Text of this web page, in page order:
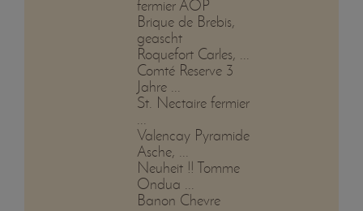
fermier AOP
Brique de Brebis,
geascht
Roquefort Carles, ...
Comté Reserve 3
Jahre ...
St. Nectaire fermier
...
Valencay Pyramide
Asche, ...
Neuheit !! Tomme
Ondua ...
Banon Chevre